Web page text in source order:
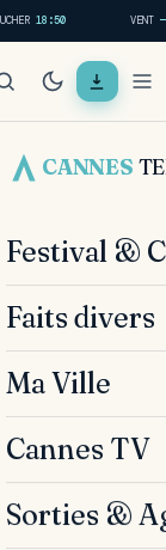
18:50 VENT —
CANNES
Festival &
Faits divers
Ma Ville
Cannes TV
Sorties &
TOUJOURS À
: le
en cours...
audio.
d'Azur Source
—
sur votre
nous !